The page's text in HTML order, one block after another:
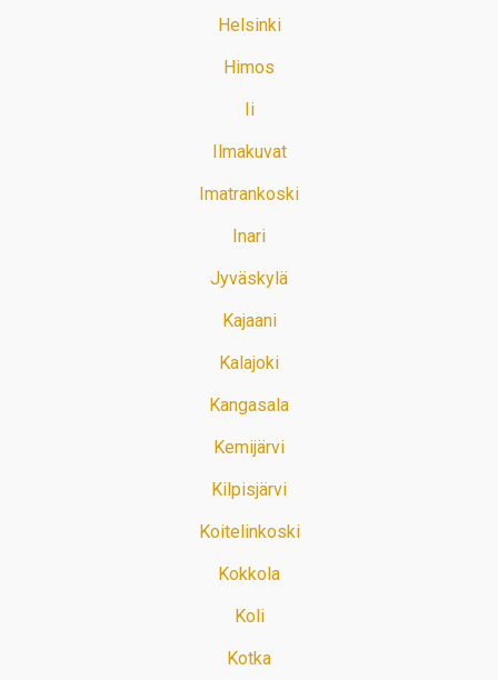
Helsinki
Himos
Ii
Ilmakuvat
Imatrankoski
Inari
Jyväskylä
Kajaani
Kalajoki
Kangasala
Kemijärvi
Kilpisjärvi
Koitelinkoski
Kokkola
Koli
Kotka